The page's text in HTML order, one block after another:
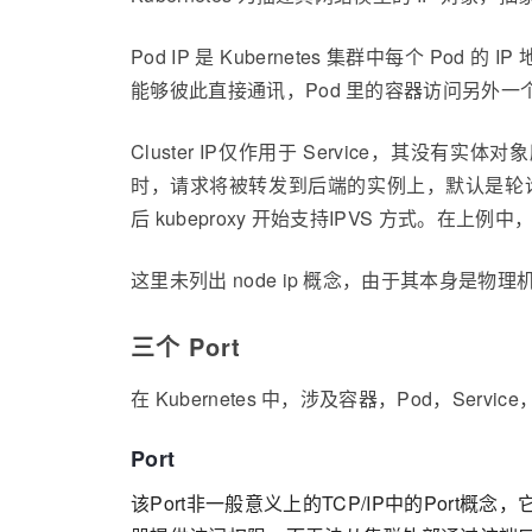
Name: nginx
Namespace: default
Labels:
Annotations:
Pod IP 是 Kubernetes 集群中每个 Pod 的 IP
能够彼此直接通讯，Pod 里的容器访问另外
Cluster IP仅作用于 Service，其没有实体对
时，请求将被转发到后端的实例上，默认是
后 kubeproxy 开始支持IPVS 方式。在上例中
这里未列出 node ip 概念，由于其本身是物理
三个 Port
在 Kubernetes 中，涉及容器，Pod，Service
Port
该Port非一般意义上的TCP/IP中的Port概念